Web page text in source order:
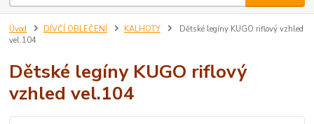
Úvod DÍVČÍ OBLEČENÍ KALHOTY
Dětské legíny KUGO riflový vzhled
vel.104
Dětské legíny KUGO riflový
vzhled vel.104